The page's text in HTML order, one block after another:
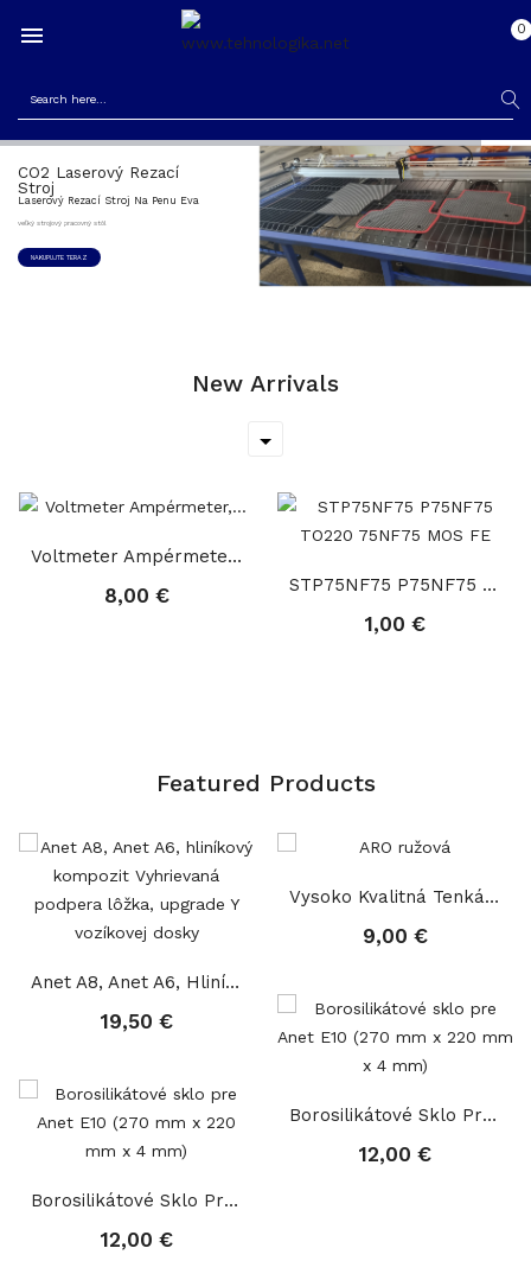
 0
CO2 Laserový Rezací
Stroj
Laserový Rezací Stroj Na Penu Eva
veľký strojový pracovný stôl
NAKUPUJTE TERAZ
New Arrivals
Voltmeter Ampérmeter, Červený A Modrý Digitálny...
8,00 € STP75NF75 P75NF75 TO220 75NF75 MOS FET
1,00 €
Featured Products
Anet A8, Anet A6, Hliníkový Kompozit Vyhrievaná...
19,50 €
Borosilikátové Sklo Pre Anet E10 (270 Mm X 220...
12,00 €
Vysoko Kvalitná Tenká Preglejka "ARO Ružová"...
9,00 €
Borosilikátové Sklo Pre Tevo Tarantula (280 Mm...
12,00 €